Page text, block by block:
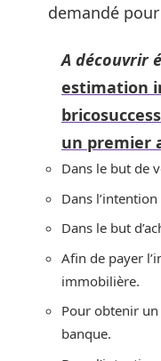
demandé
A découvrir
estimation
un premier
Dans le but de
Dans
Dans le but
Afin de payer
immobilière.
Pour obtenir un
banque.